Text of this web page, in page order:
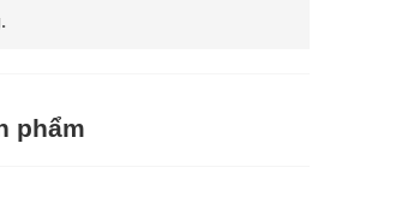
phẩm